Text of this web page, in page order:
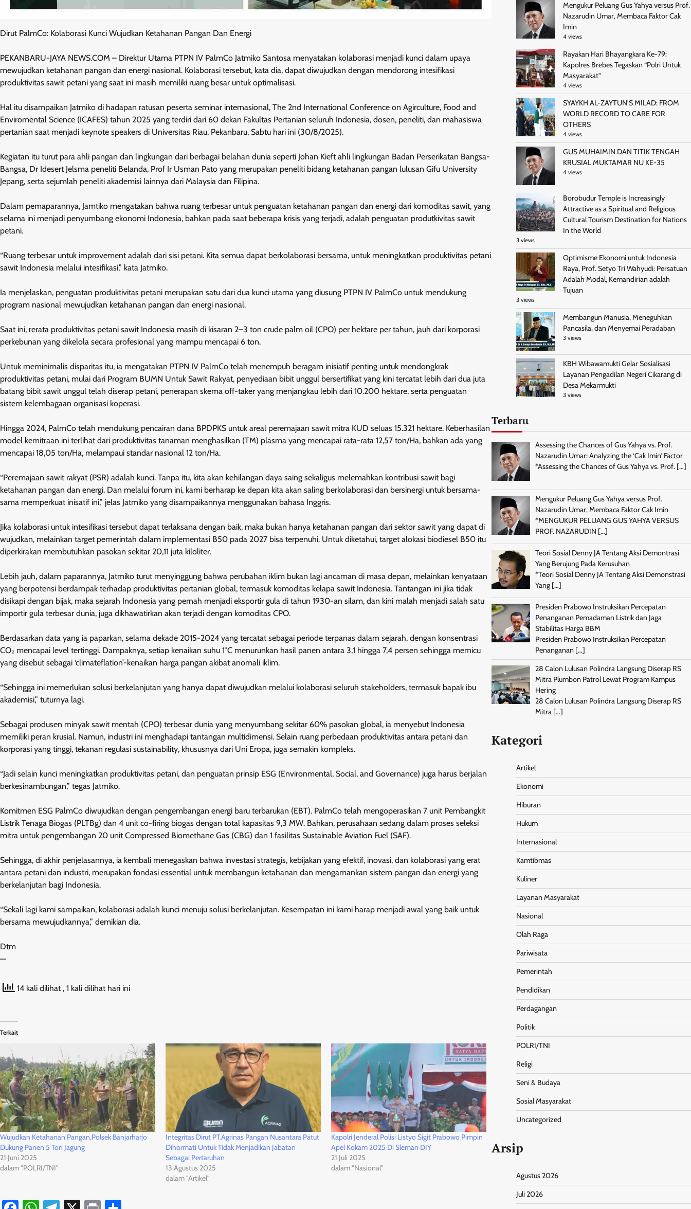
Dirut PalmCo: Kolaborasi Kunci Wujudkan Ketahanan Pangan Dan Energi
PEKANBARU-JAYA NEWS.COM – Direktur Utama PTPN IV PalmCo Jatmiko Santosa menyatakan kolaborasi menjadi kunci dalam upaya
mewujudkan ketahanan pangan dan energi nasional. Kolaborasi tersebut, kata dia, dapat diwujudkan dengan mendorong intesifikasi
produktivitas sawit petani yang saat ini masih memiliki ruang besar untuk optimalisasi.
Hal itu disampaikan Jatmiko di hadapan ratusan peserta seminar internasional, The 2nd International Conference on Agirculture, Food and
Enviromental Science (ICAFES) tahun 2025 yang terdiri dari 60 dekan Fakultas Pertanian seluruh Indonesia, dosen, peneliti, dan mahasiswa
pertanian saat menjadi keynote speakers di Universitas Riau, Pekanbaru, Sabtu hari ini (30/8/2025).
Kegiatan itu turut para ahli pangan dan lingkungan dari berbagai belahan dunia seperti Johan Kieft ahli lingkungan Badan Perserikatan Bangsa-
Bangsa, Dr Idesert Jelsma peneliti Belanda, Prof Ir Usman Pato yang merupakan peneliti bidang ketahanan pangan lulusan Gifu University
Jepang, serta sejumlah peneliti akademisi lainnya dari Malaysia dan Filipina.
Dalam pemaparannya, Jamtiko mengatakan bahwa ruang terbesar untuk penguatan ketahanan pangan dan energi dari komoditas sawit, yang
selama ini menjadi penyumbang ekonomi Indonesia, bahkan pada saat beberapa krisis yang terjadi, adalah penguatan produtkivitas sawit
petani.
“Ruang terbesar untuk improvement adalah dari sisi petani. Kita semua dapat berkolaborasi bersama, untuk meningkatkan produktivitas petani
sawit Indonesia melalui intesifikasi,” kata Jatmiko.
Ia menjelaskan, penguatan produktivitas petani merupakan satu dari dua kunci utama yang diusung PTPN IV PalmCo untuk mendukung
program nasional mewujudkan ketahanan pangan dan energi nasional.
Saat ini, rerata produktivitas petani sawit Indonesia masih di kisaran 2–3 ton crude palm oil (CPO) per hektare per tahun, jauh dari korporasi
perkebunan yang dikelola secara profesional yang mampu mencapai 6 ton.
Untuk meminimalis disparitas itu, ia mengatakan PTPN IV PalmCo telah menempuh beragam inisiatif penting untuk mendongkrak
produktivitas petani, mulai dari Program BUMN Untuk Sawit Rakyat, penyediaan bibit unggul bersertifikat yang kini tercatat lebih dari dua juta
batang bibit sawit unggul telah diserap petani, penerapan skema off-taker yang menjangkau lebih dari 10.200 hektare, serta penguatan
sistem kelembagaan organisasi koperasi.
Hingga 2024, PalmCo telah mendukung pencairan dana BPDPKS untuk areal peremajaan sawit mitra KUD seluas 15.321 hektare. Keberhasilan
model kemitraan ini terlihat dari produktivitas tanaman menghasilkan (TM) plasma yang mencapai rata-rata 12,57 ton/Ha, bahkan ada yang
mencapai 18,05 ton/Ha, melampaui standar nasional 12 ton/Ha.
“Peremajaan sawit rakyat (PSR) adalah kunci. Tanpa itu, kita akan kehilangan daya saing sekaligus melemahkan kontribusi sawit bagi
ketahanan pangan dan energi. Dan melalui forum ini, kami berharap ke depan kita akan saling berkolaborasi dan bersinergi untuk bersama-
sama memperkuat inisatif ini,” jelas Jatmiko yang disampaikannya menggunakan bahasa Inggris.
Jika kolaborasi untuk intesifikasi tersebut dapat terlaksana dengan baik, maka bukan hanya ketahanan pangan dari sektor sawit yang dapat di
wujudkan, melainkan target pemerintah dalam implementasi B50 pada 2027 bisa terpenuhi. Untuk diketahui, target alokasi biodiesel B50 itu
diperkirakan membutuhkan pasokan sekitar 20,11 juta kiloliter.
Lebih jauh, dalam paparannya, Jatmiko turut menyinggung bahwa perubahan iklim bukan lagi ancaman di masa depan, melainkan kenyataan
yang berpotensi berdampak terhadap produktivitas pertanian global, termasuk komoditas kelapa sawit Indonesia. Tantangan ini jika tidak
disikapi dengan bijak, maka sejarah Indonesia yang pernah menjadi eksportir gula di tahun 1930-an silam, dan kini malah menjadi salah satu
importir gula terbesar dunia, juga dikhawatirkan akan terjadi dengan komoditas CPO.
Berdasarkan data yang ia paparkan, selama dekade 2015-2024 yang tercatat sebagai periode terpanas dalam sejarah, dengan konsentrasi
CO₂ mencapai level tertinggi. Dampaknya, setiap kenaikan suhu 1°C menurunkan hasil panen antara 3,1 hingga 7,4 persen sehingga memicu
yang disebut sebagai ‘climateflation’-kenaikan harga pangan akibat anomali iklim.
“Sehingga ini memerlukan solusi berkelanjutan yang hanya dapat diwujudkan melalui kolaborasi seluruh stakeholders, termasuk bapak ibu
akademisi,” tuturnya lagi.
Sebagai produsen minyak sawit mentah (CPO) terbesar dunia yang menyumbang sekitar 60% pasokan global, ia menyebut Indonesia
memiliki peran krusial. Namun, industri ini menghadapi tantangan multidimensi. Selain ruang perbedaan produktivitas antara petani dan
korporasi yang tinggi, tekanan regulasi sustainability, khususnya dari Uni Eropa, juga semakin kompleks.
“Jadi selain kunci meningkatkan produktivitas petani, dan penguatan prinsip ESG (Environmental, Social, and Governance) juga harus berjalan
berkesinambungan,” tegas Jatmiko.
Komitmen ESG PalmCo diwujudkan dengan pengembangan energi baru terbarukan (EBT). PalmCo telah mengoperasikan 7 unit Pembangkit
Listrik Tenaga Biogas (PLTBg) dan 4 unit co-firing biogas dengan total kapasitas 9,3 MW. Bahkan, perusahaan sedang dalam proses seleksi
mitra untuk pengembangan 20 unit Compressed Biomethane Gas (CBG) dan 1 fasilitas Sustainable Aviation Fuel (SAF).
Sehingga, di akhir penjelasannya, ia kembali menegaskan bahwa investasi strategis, kebijakan yang efektif, inovasi, dan kolaborasi yang erat
antara petani dan industri, merupakan fondasi essential untuk membangun ketahanan dan mengamankan sistem pangan dan energi yang
berkelanjutan bagi Indonesia.
“Sekali lagi kami sampaikan, kolaborasi adalah kunci menuju solusi berkelanjutan. Kesempatan ini kami harap menjadi awal yang baik untuk
bersama mewujudkannya,” demikian dia.
Dtm
—
14 kali dilihat , 1 kali dilihat hari ini
Terkait
Wujudkan Ketahanan Pangan,Polsek Banjarharjo
Dukung Panen 5 Ton Jagung
21 Juni 2025
dalam "POLRI/TNI"
Integritas Dirut PT.Agrinas Pangan Nusantara Patut
Dihormati Untuk Tidak Menjadikan Jabatan
Sebagai Pertaruhan
13 Agustus 2025
dalam "Artikel"
Kapolri Jenderal Polisi Listyo Sigit Prabowo Pimpin
Apel Kokam 2025 Di Sleman DIY
21 Juli 2025
dalam "Nasional"
Mengukur Peluang Gus Yahya versus Prof.
Nazarudin Umar, Membaca Faktor Cak
Imin
4 views
Rayakan Hari Bhayangkara Ke-79:
Kapolres Brebes Tegaskan “Polri Untuk
Masyarakat”
4 views
SYAYKH AL-ZAYTUN’S MILAD: FROM
WORLD RECORD TO CARE FOR
OTHERS
4 views
GUS MUHAIMIN DAN TITIK TENGAH
KRUSIAL MUKTAMAR NU KE-35
4 views
Borobudur Temple is Increasingly
Attractive as a Spiritual and Religious
Cultural Tourism Destination for Nations
In the World
3 views
Optimisme Ekonomi untuk Indonesia
Raya, Prof. Setyo Tri Wahyudi: Persatuan
Adalah Modal, Kemandirian adalah
Tujuan
3 views
Membangun Manusia, Meneguhkan
Pancasila, dan Menyemai Peradaban
3 views
KBH Wibawamukti Gelar Sosialisasi
Layanan Pengadilan Negeri Cikarang di
Desa Mekarmukti
3 views
Terbaru
Assessing the Chances of Gus Yahya vs. Prof.
Nazarudin Umar: Analyzing the ‘Cak Imin’ Factor
*Assessing the Chances of Gus Yahya vs. Prof. […]
Mengukur Peluang Gus Yahya versus Prof.
Nazarudin Umar, Membaca Faktor Cak Imin
*MENGUKUR PELUANG GUS YAHYA VERSUS
PROF. NAZARUDIN […]
Teori Sosial Denny JA Tentang Aksi Demontrasi
Yang Berujung Pada Kerusuhan
*Teori Sosial Denny JA Tentang Aksi Demonstrasi
Yang […]
Presiden Prabowo Instruksikan Percepatan
Penanganan Pemadaman Listrik dan Jaga
Stabilitas Harga BBM
Presiden Prabowo Instruksikan Percepatan
Penanganan […]
28 Calon Lulusan Polindra Langsung Diserap RS
Mitra Plumbon Patrol Lewat Program Kampus
Hering
28 Calon Lulusan Polindra Langsung Diserap RS
Mitra […]
Kategori
Artikel
Ekonomi
Hiburan
Hukum
Internasional
Kamtibmas
Kuliner
Layanan Masyarakat
Nasional
Olah Raga
Pariwisata
Pemerintah
Pendidikan
Perdagangan
Politik
POLRI/TNI
Religi
Seni & Budaya
Sosial Masyarakat
Uncategorized
Arsip
Agustus 2026
Juli 2026